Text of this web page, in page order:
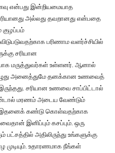
என்பது இன்றியமையாத
அல்லது தவறானது என்பதை
குழப்பம்
பரிணாம வளர்ச்சியில்
சரியான
மருத்துவர்கள் உள்ளனர். ஆனால்
அனைத்துமே தனக்கான உணவைத்
சரியான உணவை சாப்பிட்டால்
மரணம் அடைய வேண்டும்
இதனைக் கண்டு கொள்வதற்காக
இனிப்பும் கசப்பும். ஒரு
அதிலிருந்து உங்களுக்கு
முடியும். உதாரணமாக நீங்கள்